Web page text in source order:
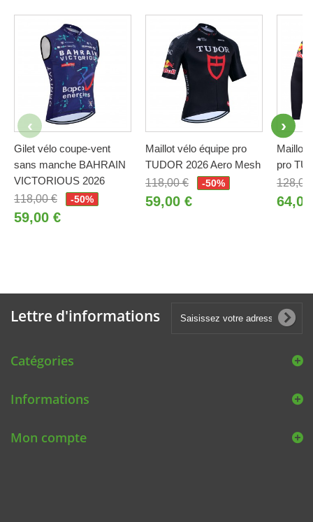
Gilet vélo coupe-vent
sans manche BAHRAIN
VICTORIOUS 2026
118,00 €
-50%
59,00 €
Maillot vélo équipe pro
TUDOR 2026 Aero Mesh
118,00 €
-50%
59,00 €
Maillot
pro
128,00
Lettre d'informations
Catégories
Informations
Mon compte